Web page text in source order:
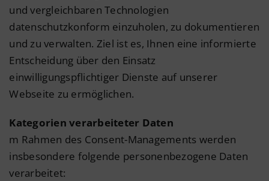
und vergleichbaren Technologien
datenschutzkonform einzuholen, zu dokumentieren
und zu verwalten. Ziel ist es, Ihnen eine informierte
Entscheidung über den Einsatz
einwilligungspflichtiger Dienste auf unserer
Webseite zu ermöglichen.
Kategorien verarbeiteter Daten
m Rahmen des Consent-Managements werden
insbesondere folgende personenbezogene Daten
verarbeitet: